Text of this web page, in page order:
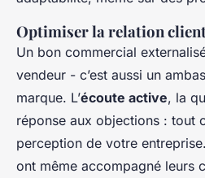
Optimiser la relation
Un bon commercial externalisé
vendeur - c’est aussi un
marque. L’écoute active, la
réponse aux objections : tout
perception de votre
ont même accompagné leurs